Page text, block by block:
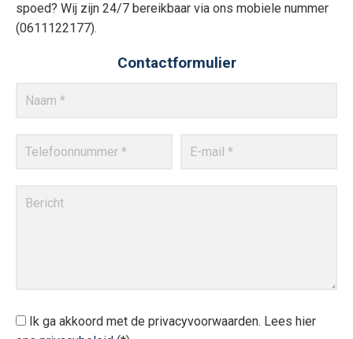
spoed? Wij zijn 24/7 bereikbaar via ons mobiele nummer
(0611122177).
Contactformulier
Ik ga akkoord met de privacyvoorwaarden. Lees hier